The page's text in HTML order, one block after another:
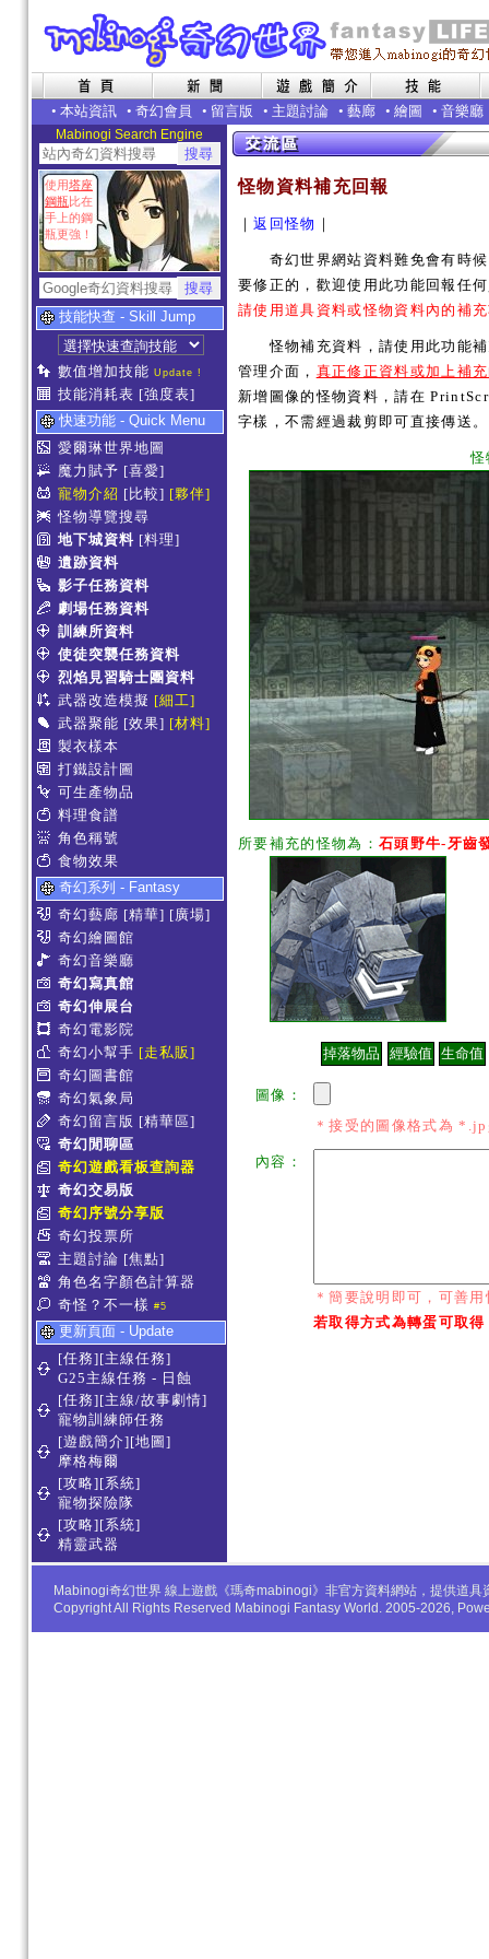
• 本站資訊 • 奇幻會員 • 留言版 • 主題討論 • 藝廊 • 繪圖 • 音樂廳
Mabinogi Search Engine
使用塔座
鋼瓶比在
手上的鋼
瓶更強！
技能快查 - Skill Jump
數值增加技能 Update !
技能消耗表 [強度表]
快速功能 - Quick Menu
愛爾琳世界地圖
魔力賦予 [喜愛]
寵物介紹 [比較] [夥伴]
怪物導覽搜尋
地下城資料 [料理]
遺跡資料
影子任務資料
劇場任務資料
訓練所資料
使徒突襲任務資料
烈焰見習騎士團資料
武器改造模擬 [細工]
武器聚能 [效果] [材料]
製衣樣本
打鐵設計圖
可生產物品
料理食譜
角色稱號
食物效果
奇幻系列 - Fantasy
奇幻藝廊 [精華] [廣場]
奇幻繪圖館
奇幻音樂廳
奇幻寫真館
奇幻伸展台
奇幻電影院
奇幻小幫手 [走私販]
奇幻圖書館
奇幻氣象局
奇幻留言版 [精華區]
奇幻閒聊區
奇幻遊戲看板查詢器
奇幻交易版
奇幻序號分享版
奇幻投票所
主題討論 [焦點]
角色名字顏色計算器
奇怪？不一樣 #5
更新頁面 - Update
[任務][主線任務]
G25主線任務 - 日蝕
[任務][主線/故事劇情]
寵物訓練師任務
[遊戲簡介][地圖]
摩格梅爾
[攻略][系統]
寵物探險隊
[攻略][系統]
精靈武器
怪物資料補充回報
｜返回怪物 ｜
奇幻世界網站資料難免會有時候
要修正的，歡迎使用此功能回報任
請使用道具資料或怪物資料內的補
怪物補充資料，請使用此功能補
管理介面， 真正修正資料或加上補
新增圖像的怪物資料，請在
字樣，不需經過裁剪即可直接傳送。
怪
所要補充的怪物為： 石頭野牛-牙齒
圖像：
＊接受的圖像格式為
內容：
＊簡要說明即可，可善
若取得方式為轉蛋可取
Mabinogi奇幻世界 線上遊戲《瑪奇mabinogi》非官方資料網站，提供道
Copyright All Rights Reserved Mabinogi Fantasy World. 2005-2026,